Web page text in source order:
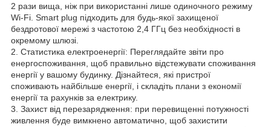
2 рази вища, ніж при використанні лише одиночного режиму
Wi-Fi. Smart plug підходить для будь-якої захищеної
бездротової мережі з частотою 2,4 ГГц без необхідності в
окремому шлюзі.
2. Статистика електроенергії: Переглядайте звіти про
енергоспоживання, щоб правильно відстежувати споживання
енергії у вашому будинку. Дізнайтеся, які пристрої
споживають найбільше енергії, і складіть плани з економії
енергії та рахунків за електрику.
3. Захист від перезарядження: при перевищенні потужності
живлення буде вимкнено автоматично, щоб захистити